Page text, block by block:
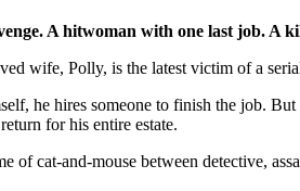
A hitwoman with one last job. A
wife, Polly, is the latest victim of a
he hires someone to finish the job.
for his entire estate.
of cat-and-mouse between detective,